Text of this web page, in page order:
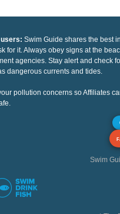
Swim Guide shares the best
for it. Always obey signs at the
agencies. Stay alert and check
dangerous currents and tides.
pollution concerns so Affiliates
Swim